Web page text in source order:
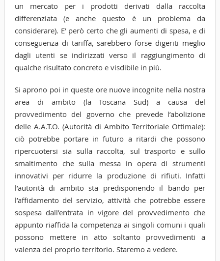
un mercato per i prodotti derivati dalla raccolta
differenziata (e anche questo è un problema da
considerare). E’ però certo che gli aumenti di spesa, e di
conseguenza di tariffa, sarebbero forse digeriti meglio
dagli utenti se indirizzati verso il raggiungimento di
qualche risultato concreto e visdibile in più.
Si aprono poi in queste ore nuove incognite nella nostra
area di ambito (la Toscana Sud) a causa del
provvedimento del governo che prevede l’abolizione
delle A.A.T.O. (Autorità di Ambito Territoriale Ottimale):
ciò potrebbe portare in futuro a ritardi che possono
ripercuotersi sia sulla raccolta, sul trasporto e sullo
smaltimento che sulla messa in opera di strumenti
innovativi per ridurre la produzione di rifiuti. Infatti
l’autorità di ambito sta predisponendo il bando per
l’affidamento del servizio, attività che potrebbe essere
sospesa dall’entrata in vigore del provvedimento che
appunto riaffida la competenza ai singoli comuni i quali
possono mettere in atto soltanto provvedimenti a
valenza del proprio territorio. Staremo a vedere.